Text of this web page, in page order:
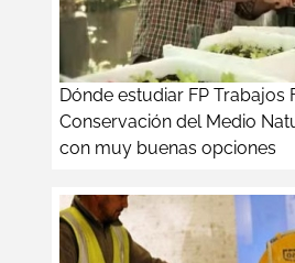
Dónde estudiar FP Trabajos
Conservación del Medio
con muy buenas opciones